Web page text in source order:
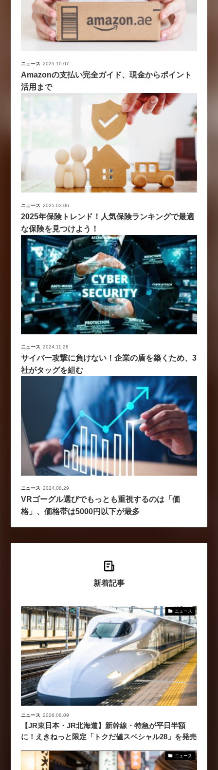
ニュース 2025.10.07
Amazonの支払い完全ガイド、現金からポイント
活用まで
ニュース 2025.03.06
2025年保険トレンド！人気保険ランキングで最適
な保険を見つけよう！
ニュース 2024.11.28
サイバー攻撃に負けない！企業の盾を築くため、3
社がタッグを組む
ニュース 2024.08.29
VRゴーグル選びでもっとも重視するのは「価
格」、価格帯は5000円以下が最多
新着記事
ニュース
ニュース 2026.08.09
【JR東日本・JR北海道】新幹線・特急が平日半額
に！えきねっと限定「トクだ値スペシャル28」を発売
ニュース